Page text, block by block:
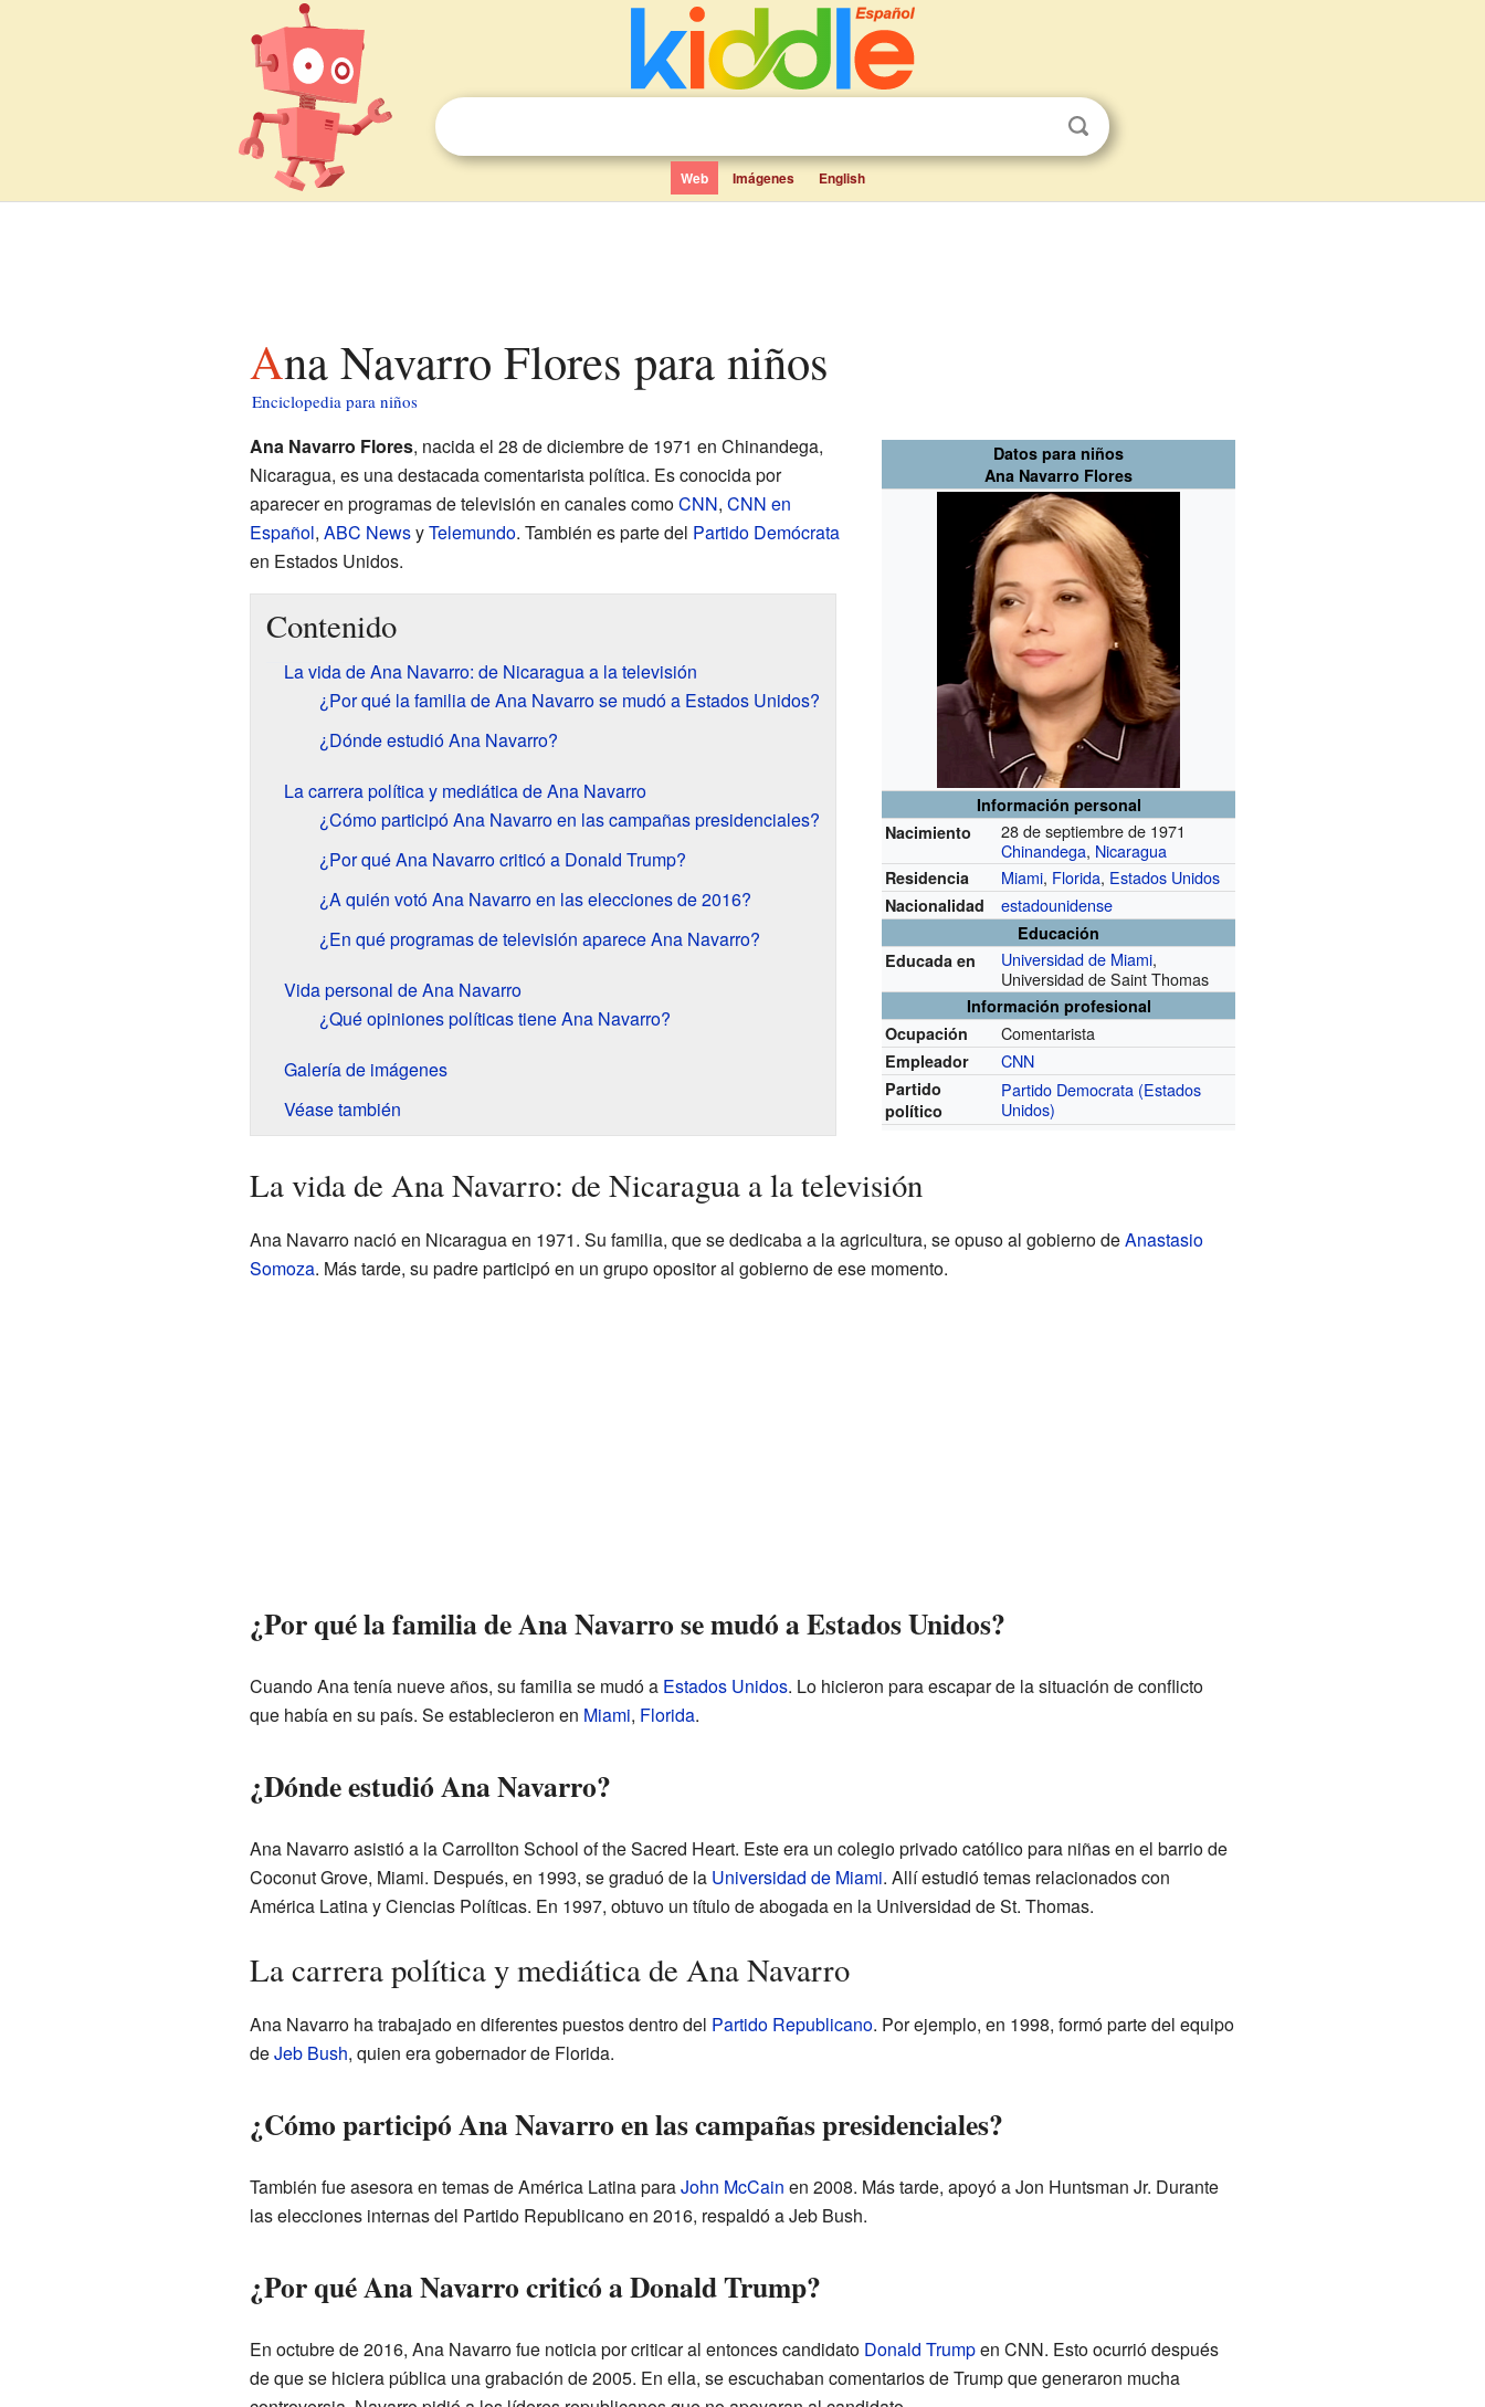
Web Imágenes English
Ana Navarro Flores para niños
Enciclopedia para niños
Datos para niños
Ana Navarro Flores
Información personal
Nacimiento
28 de septiembre de 1971
Chinandega, Nicaragua
Residencia Miami, Florida, Estados Unidos
Nacionalidad estadounidense
Educación
Educada en
Universidad de Miami,
Universidad de Saint Thomas
Información profesional
Ocupación
Comentarista
Empleador CNN
Partido
político
Partido Democrata (Estados
Unidos)
Ana Navarro Flores, nacida el 28 de diciembre de 1971 en Chinandega,
Nicaragua, es una destacada comentarista política. Es conocida por
aparecer en programas de televisión en canales comoCNN, CNN en
Español, ABC NewsyTelemundo. También es parte del Partido Demócrata
en Estados Unidos.
Contenido
La vida de Ana Navarro: de Nicaragua a la televisión
¿Por qué la familia de Ana Navarro se mudó a Estados Unidos?
¿Dónde estudió Ana Navarro?
La carrera política y mediática de Ana Navarro
¿Cómo participó Ana Navarro en las campañas presidenciales?
¿Por qué Ana Navarro criticó a Donald Trump?
¿A quién votó Ana Navarro en las elecciones de 2016?
¿En qué programas de televisión aparece Ana Navarro?
Vida personal de Ana Navarro
¿Qué opiniones políticas tiene Ana Navarro?
Galería de imágenes
Véase también
La vida de Ana Navarro: de Nicaragua a la televisión
Ana Navarro nació en Nicaragua en 1971. Su familia, que se dedicaba a la agricultura, se opuso al gobierno deAnastasio
Somoza. Más tarde, su padre participó en un grupo opositor al gobierno de ese momento.
¿Por qué la familia de Ana Navarro se mudó a Estados Unidos?
Cuando Ana tenía nueve años, su familia se mudó a Estados Unidos. Lo hicieron para escapar de la situación de conflicto
que había en su país. Se establecieron en Miami, Florida.
¿Dónde estudió Ana Navarro?
Ana Navarro asistió a la Carrollton School of the Sacred Heart. Este era un colegio privado católico para niñas en el barrio de
Coconut Grove, Miami. Después, en 1993, se graduó de la Universidad de Miami. Allí estudió temas relacionados con
América Latina y Ciencias Políticas. En 1997, obtuvo un título de abogada en la Universidad de St. Thomas.
La carrera política y mediática de Ana Navarro
Ana Navarro ha trabajado en diferentes puestos dentro del Partido Republicano. Por ejemplo, en 1998, formó parte del equipo
deJeb Bush, quien era gobernador de Florida.
¿Cómo participó Ana Navarro en las campañas presidenciales?
También fue asesora en temas de América Latina paraJohn McCain en 2008. Más tarde, apoyó a Jon Huntsman Jr. Durante
las elecciones internas del Partido Republicano en 2016, respaldó a Jeb Bush.
¿Por qué Ana Navarro criticó a Donald Trump?
En octubre de 2016, Ana Navarro fue noticia por criticar al entonces candidato Donald Trumpen CNN. Esto ocurrió después
de que se hiciera pública una grabación de 2005. En ella, se escuchaban comentarios de Trump que generaron mucha